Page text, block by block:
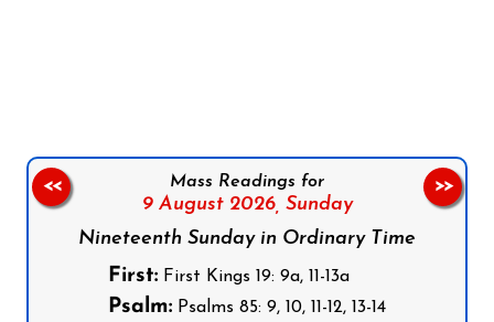
Mass Readings for
9 August 2026, Sunday
Nineteenth Sunday in Ordinary Time
First: First Kings 19: 9a, 11-13a
Psalm: Psalms 85: 9, 10, 11-12, 13-14
<< >>